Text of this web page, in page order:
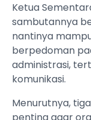
Ketua
sambutannya
nantinya
berpedoman
administrasi,
komunikasi.
Menurutnya,